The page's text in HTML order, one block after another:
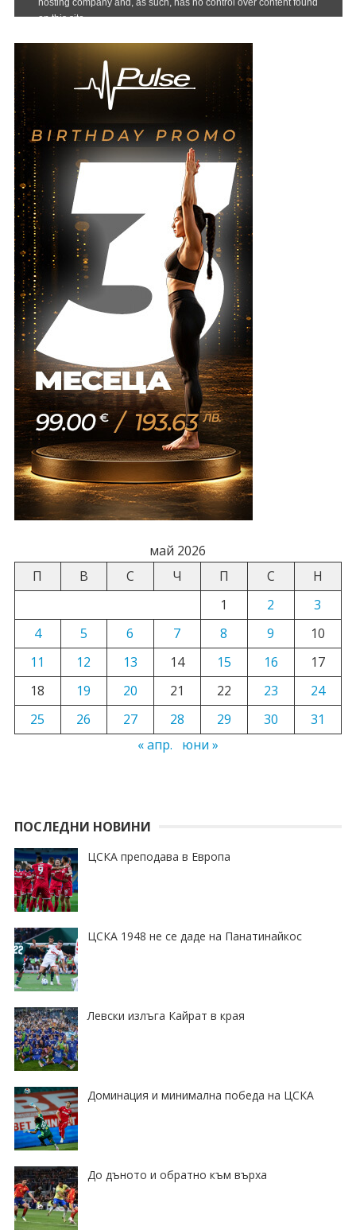
май 2026
П
В С Ч П С
Н
1
2
3
4
5 6 7 8 9
10
11
12 13 14 15 16
17
18
19 20 21 22 23
24
25
26 27 28 29 30
31
« апр.
юни »
ПОСЛЕДНИ НОВИНИ
ЦСКА преподава в Европа
ЦСКА 1948 не се даде на Панатинайкос
Левски излъга Кайрат в края
Доминация и минимална победа на ЦСКА
До дъното и обратно към върха